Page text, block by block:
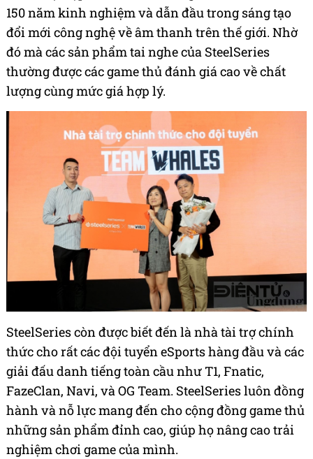
150 năm kinh nghiệm và dẫn đầu trong sáng tạo
đổi mới công nghệ về âm thanh trên thế giới. Nhờ
đó mà các sản phẩm tai nghe của SteelSeries
thường được các game thủ đánh giá cao về chất
lượng cùng mức giá hợp lý.
SteelSeries còn được biết đến là nhà tài trợ chính
thức cho rất các đội tuyển eSports hàng đầu và các
giải đấu danh tiếng toàn cầu như T1, Fnatic,
FazeClan, Navi, và OG Team. SteelSeries luôn đồng
hành và nỗ lực mang đến cho cộng đồng game thủ
những sản phẩm đỉnh cao, giúp họ nâng cao trải
nghiệm chơi game của mình.